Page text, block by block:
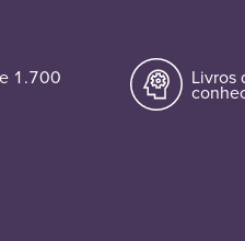
1.700 Livros